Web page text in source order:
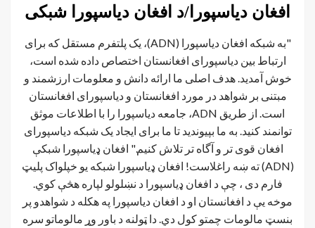
افغان دیاسپورا/د افغان دیاسپورا شبکی
"به شبکه افغان دیاسپورا (ADN)، یک پلتفرم مستقل که برای
ارتباط بین دیاسپورای افغانستان اختصاص داده شده است،
خوش آمدید. هدف اصلی ما ارائه دانش و معلومات ارزشمند و
مبتنی بر شواهد در مورد افغانستان و دیاسپورای افغانستان
است. از طریق ADN، جامعه دیاسپورا را با اطلاعات موثق
توانمند کنید. به ما بپیوندید تا ما برای ایجاد یک شبکه دیاسپورای
افغان قوی تر و آگاه تر تلاش کنیم." افغان ډیاسپورا شبکې
(ADN) ته ښه راغلاست! افغان ډياسپورا شبکه یو خپلواک پلیټ
فارم دی ، چې د افغان ډیاسپورا د نښلولو لپاره هڅې کوي.
موخه يې د افغانستان او د افغان دیاسپورا په هکله د شواهدو پر
بنسټ مالومات چمتو کول دي. دا ټولنه د باور وړ مالوماتو سره